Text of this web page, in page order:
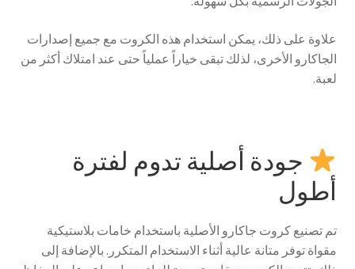
علاوة على ذلك، يمكن استخدام هذه الكروت مع جميع إصدارات
الجاكارو الأخرى، لذلك تبقى خياراً عملياً حتى عند امتلاك أكثر من
لعبة.
جودة أصلية تدوم لفترة
أطول
تم تصنيع كروت جاكارو الأصلية باستخدام خامات بلاستيكية
مقواة توفر متانة عالية أثناء الاستخدام المتكرر. بالإضافة إلى